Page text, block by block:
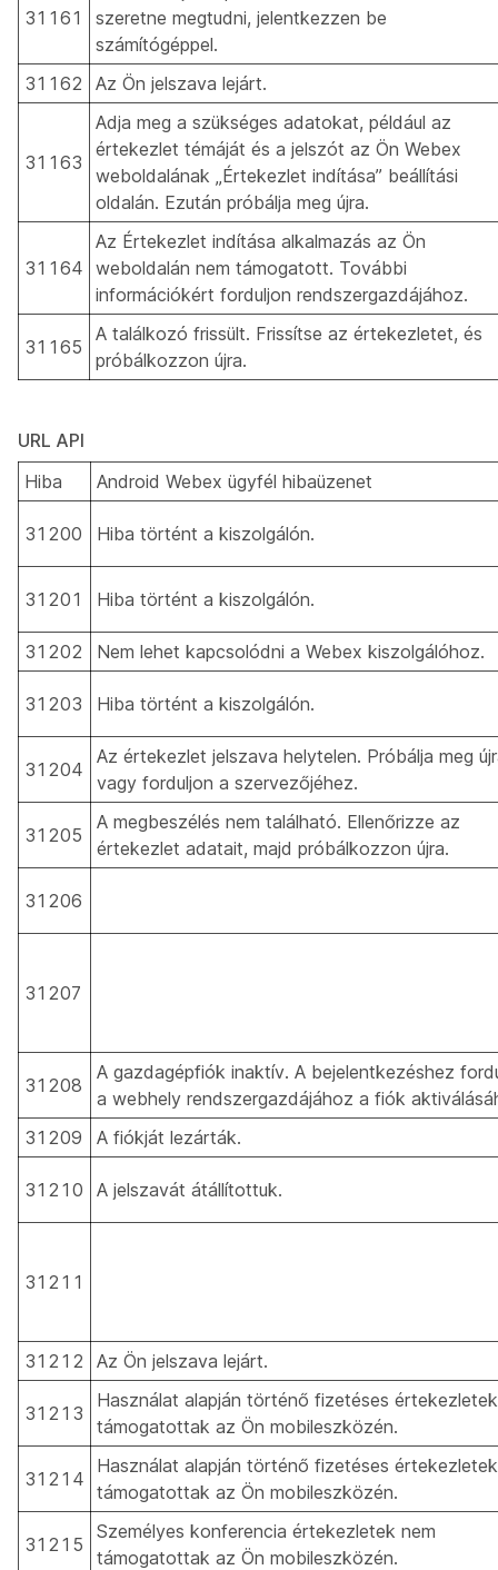
31161
szeretne megtudni, jelentkezzen be
számítógéppel.
31162
Az Ön jelszava lejárt.
31163
Adja meg a szükséges adatokat, például az
értekezlet témáját és a jelszót az Ön Webex
weboldalának „Értekezlet indítása” beállítási
oldalán. Ezután próbálja meg újra.
31164
Az Értekezlet indítása alkalmazás az Ön
weboldalán nem támogatott. További
információkért forduljon rendszergazdájához.
31165
A találkozó frissült. Frissítse az értekezletet, és
próbálkozzon újra.
URL API
Hiba
Android Webex ügyfél hibaüzenet
31200 Hiba történt a kiszolgálón.
31201 Hiba történt a kiszolgálón.
31202 Nem lehet kapcsolódni a Webex kiszolgálóhoz.
31203 Hiba történt a kiszolgálón.
31204
Az értekezlet jelszava helytelen. Próbálja meg
vagy forduljon a szervezőjéhez.
31205
A megbeszélés nem található. Ellenőrizze az
értekezlet adatait, majd próbálkozzon újra.
31206
31207
31208
A gazdagépfiók inaktív. A bejelentkezéshez
a webhely rendszergazdájához a fiók
31209
A fiókját lezárták.
31210 A jelszavát átállítottuk.
31211
31212 Az Ön jelszava lejárt.
31213
Használat alapján történő fizetéses
támogatottak az Ön mobileszközén.
31214
Használat alapján történő fizetéses
támogatottak az Ön mobileszközén.
31215
Személyes konferencia értekezletek nem
támogatottak az Ön mobileszközén.